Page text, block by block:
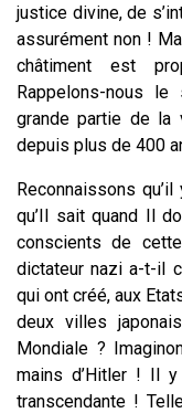
justice divine, de
assurément non !
châtiment est
Rappelons-nous
grande partie de la
depuis plus de 400
Reconnaissons
qu’Il saitquand Il
conscients de
dictateur nazi a-t-il
qui ont créé, aux
deux villes
Mondiale ?
mains d’Hitler ! Il
transcendante !